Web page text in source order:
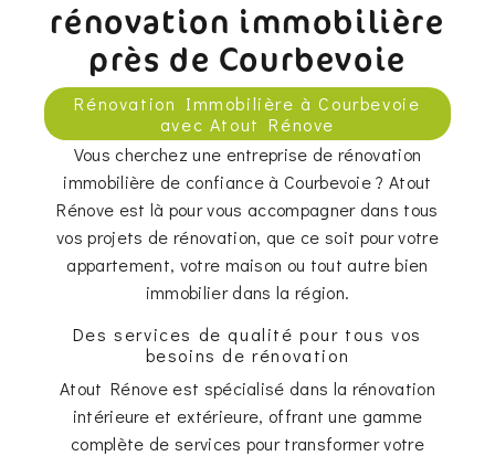
rénovation immobilière
près de Courbevoie
Rénovation Immobilière à Courbevoie
avec Atout Rénove
Vous cherchez une entreprise de rénovation
immobilière de confiance à Courbevoie ? Atout
Rénove est là pour vous accompagner dans tous
vos projets de rénovation, que ce soit pour votre
appartement, votre maison ou tout autre bien
immobilier dans la région.
Des services de qualité pour tous vos
besoins de rénovation
Atout Rénove est spécialisé dans la rénovation
intérieure et extérieure, offrant une gamme
complète de services pour transformer votre